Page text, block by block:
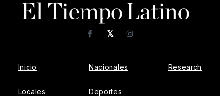
𝕏
FacebookInstagram
Inicio
Locales
Nacionales
Deportes
Research